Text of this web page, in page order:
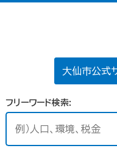
大仙市公式
フリーワード検索